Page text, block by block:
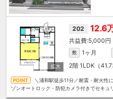
202 12.6
5,000円
敷 1ヶ月
2階 1LDK（
＼浦和駅徒歩11分／耐震・耐火性
ゾンオートロック・防犯カメラ付きでセキュ